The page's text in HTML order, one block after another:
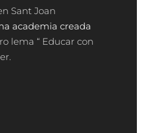
Sant Joan
academia creada
lema “ Educar con